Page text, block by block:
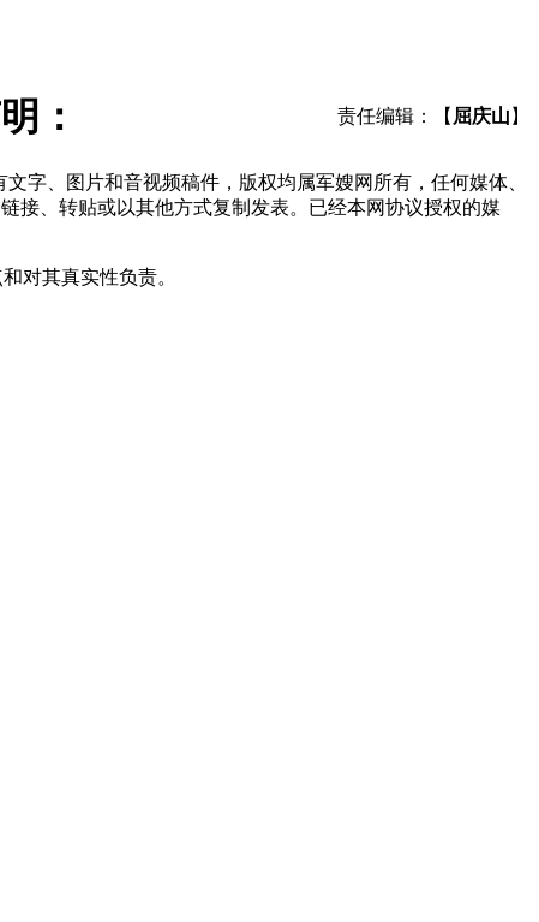
责任编辑：【 屈庆山 】
：
字、图片和音视频稿件，版权均属军嫂网所有，任何媒体、
接、转贴或以其他方式复制发表。已经本网协议授权的媒
对其真实性负责。